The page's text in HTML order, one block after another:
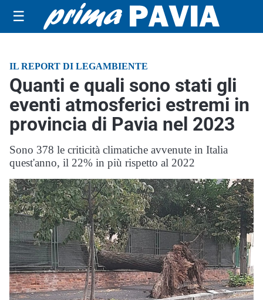
☰
IL REPORT DI LEGAMBIENTE
Quanti e quali sono stati gli
eventi atmosferici estremi in
provincia di Pavia nel 2023
Sono 378 le criticità climatiche avvenute in Italia
quest'anno, il 22% in più rispetto al 2022